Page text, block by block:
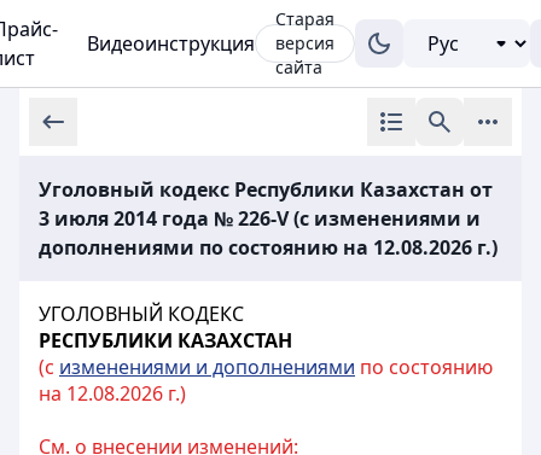
Видеоинструкция
Старая
версия
сайта
Уголовный кодекс Республики Казахстан от
3 июля 2014 года № 226-V (с изменениями и
дополнениями по состоянию на 12.08.2026 г.)
УГОЛОВНЫЙ КОДЕКС
РЕСПУБЛИКИ КАЗАХСТАН
(с изменениями и дополнениями по состоянию
на 12.08.2026 г.)
См. о внесении изменений: